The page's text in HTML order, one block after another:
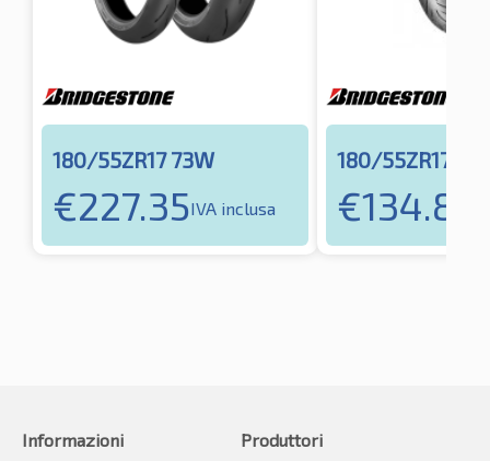
180/55ZR17 73W
€227.35IVA inclusa
180/55ZR17
€134.87
Informazioni
Produttori